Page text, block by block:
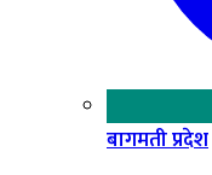
बागमती प्रदेश